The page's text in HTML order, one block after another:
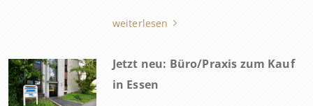
weiterlesen
Jetzt neu: Büro/Praxis zum Kauf
in Essen